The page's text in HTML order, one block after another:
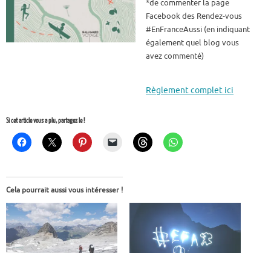
*de commenter la page
Facebook des Rendez-vous
#EnFranceAussi (en indiquant
également quel blog vous
avez commenté)
Règlement complet ici
Si cet article vous a plu, partagez le !
Cela pourrait aussi vous intéresser !